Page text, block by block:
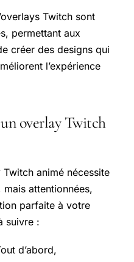
Twitch sont
permettant aux
créer des designs qui
l’expérience
overlay Twitch
Twitch animé nécessite
attentionnées,
parfaite à votre
suivre :
d’abord,